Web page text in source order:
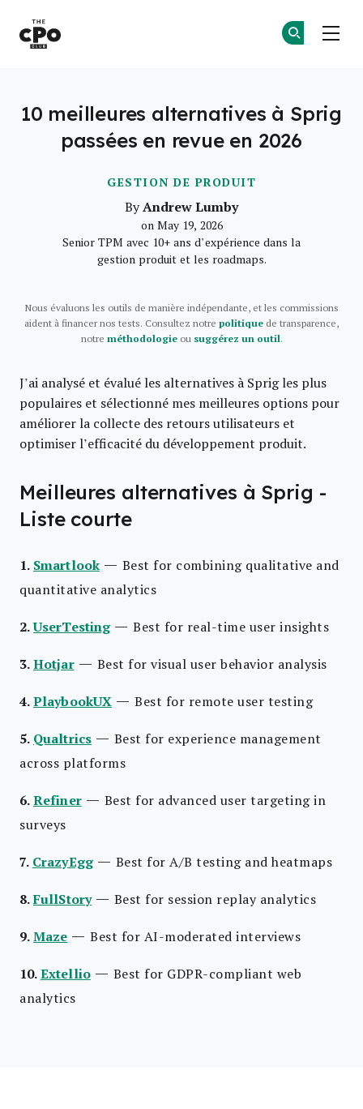
GESTION DE PRODUIT
10 meilleures alternatives à Sprig
passées en revue en 2026
ByAndrew Lumby
on May 19, 2026
Senior TPM avec 10+ ans d’expérience dans la
gestion produit et les roadmaps.
Nous évaluons les outils de manière indépendante, et les commissions
aident à financer nos tests. Consultez notre politique de transparence,
notre méthodologieou suggérez un outil.
J’ai analysé et évalué les alternatives à Sprig les plus
populaires et sélectionné mes meilleures options pour
améliorer la collecte des retours utilisateurs et
optimiser l’efficacité du développement produit.
Meilleures alternatives à Sprig -
Liste courte
1. Smartlook — Best for combining qualitative and
quantitative analytics
2.UserTesting —Best for real-time user insights
3.Hotjar — Best for visual user behavior analysis
4.PlaybookUX — Best for remote user testing
5. Qualtrics — Best for experience management
across platforms
6.Refiner — Best for advanced user targeting in
surveys
7. CrazyEgg — Best for A/B testing and heatmaps
8.FullStory — Best for session replay analytics
9.Maze —Best for AI-moderated interviews
10.Extellio — Best for GDPR-compliant web
analytics